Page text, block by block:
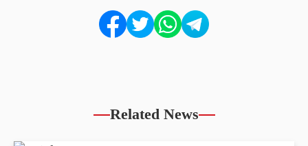
Related News